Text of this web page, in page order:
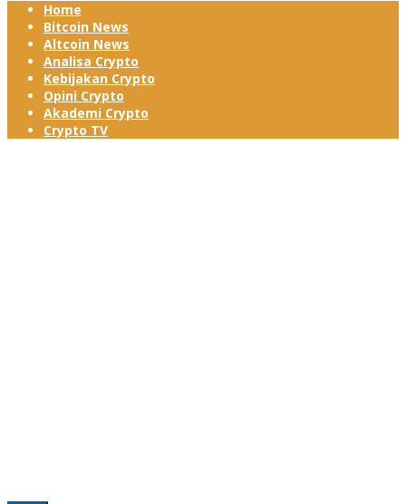
Home
Bitcoin News
Altcoin News
Analisa Crypto
Kebijakan Crypto
Opini Crypto
Akademi Crypto
Crypto TV